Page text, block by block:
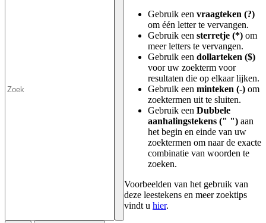
Gebruik een vraagteken (?)
om één letter te vervangen.
Gebruik een sterretje (*) om
meer letters te vervangen.
Gebruik een dollarteken ($)
voor uw zoekterm voor
resultaten die op elkaar lijken.
Gebruik een minteken (-) om
zoektermen uit te sluiten.
Gebruik een Dubbele
aanhalingstekens (" ") aan
het begin en einde van uw
zoektermen om naar de exacte
combinatie van woorden te
zoeken.
Voorbeelden van het gebruik van
deze leestekens en meer zoektips
vindt u hier.